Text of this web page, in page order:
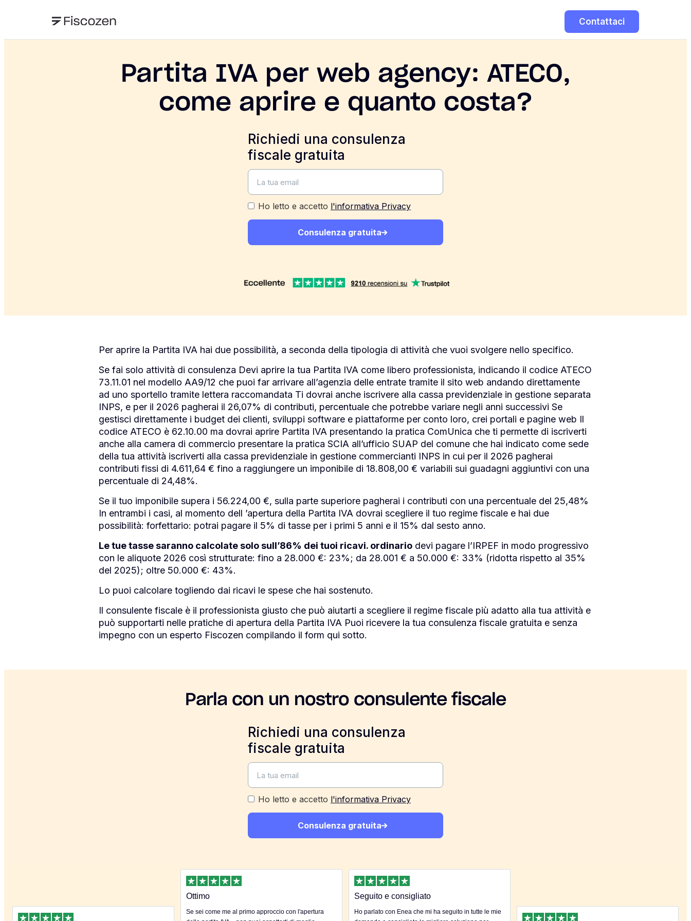
Contattaci
Partita IVA per web agency: ATECO,
come aprire e quanto costa?
Richiedi una consulenza
fiscale gratuita
Ho letto e accetto l'informativa Privacy
Consulenza gratuita
Per aprire la Partita IVA hai due possibilità, a seconda della tipologia di attività che vuoi svolgere nello specifico.
Se fai solo attività di consulenza Devi aprire la tua Partita IVA come libero professionista, indicando il codice ATECO
73.11.01 nel modello AA9/12 che puoi far arrivare all’agenzia delle entrate tramite il sito web andando direttamente
ad uno sportello tramite lettera raccomandata Ti dovrai anche iscrivere alla cassa previdenziale in gestione separata
INPS, e per il 2026 pagherai il 26,07% di contributi, percentuale che potrebbe variare negli anni successivi Se
gestisci direttamente i budget dei clienti, sviluppi software e piattaforme per conto loro, crei portali e pagine web Il
codice ATECO è 62.10.00 ma dovrai aprire Partita IVA presentando la pratica ComUnica che ti permette di iscriverti
anche alla camera di commercio presentare la pratica SCIA all’ufficio SUAP del comune che hai indicato come sede
della tua attività iscriverti alla cassa previdenziale in gestione commercianti INPS in cui per il 2026 pagherai
contributi fissi di 4.611,64 € fino a raggiungere un imponibile di 18.808,00 € variabili sui guadagni aggiuntivi con una
percentuale di 24,48%.
Se il tuo imponibile supera i 56.224,00 €, sulla parte superiore pagherai i contributi con una percentuale del 25,48%
In entrambi i casi, al momento dell ’apertura della Partita IVA dovrai scegliere il tuo regime fiscale e hai due
possibilità: forfettario: potrai pagare il 5% di tasse per i primi 5 anni e il 15% dal sesto anno.
Le tue tasse saranno calcolate solo sull’86% dei tuoi ricavi. ordinario devi pagare l’IRPEF in modo progressivo
con le aliquote 2026 così strutturate: fino a 28.000 €: 23%; da 28.001 € a 50.000 €: 33% (ridotta rispetto al 35%
del 2025); oltre 50.000 €: 43%.
Lo puoi calcolare togliendo dai ricavi le spese che hai sostenuto.
Il consulente fiscale è il professionista giusto che può aiutarti a scegliere il regime fiscale più adatto alla tua attività e
può supportarti nelle pratiche di apertura della Partita IVA Puoi ricevere la tua consulenza fiscale gratuita e senza
impegno con un esperto Fiscozen compilando il form qui sotto.
Parla con un nostro consulente fiscale
Richiedi una consulenza
fiscale gratuita
Ho letto e accetto l'informativa Privacy
Consulenza gratuita
Ottimo
Se sei come me al primo approccio con l'apertura
Seguito e consigliato
Ho parlato con Enea che mi ha seguito in tutte le mie